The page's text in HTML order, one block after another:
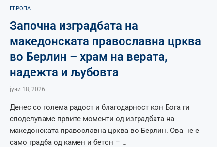
ЕВРОПА
Започна изградбата на
македонската православна црква
во Берлин – храм на верата,
надежта и љубовта
јуни 18, 2026
Денес со голема радост и благодарност кон Бога ги
споделуваме првите моменти од изградбата на
македонската православна црква во Берлин. Ова не е
само градба од камен и бетон – …